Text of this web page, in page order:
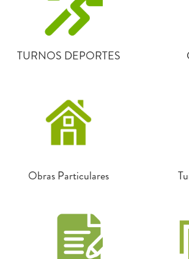
TURNOS DEPORTES
Obras Particulares